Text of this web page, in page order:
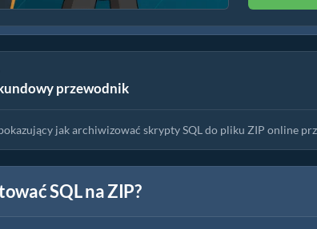
przewodnik
do ZIP online (Prosty przewodnik)
jak archiwizować skrypty SQL do pliku ZIP online
SQL na ZIP?